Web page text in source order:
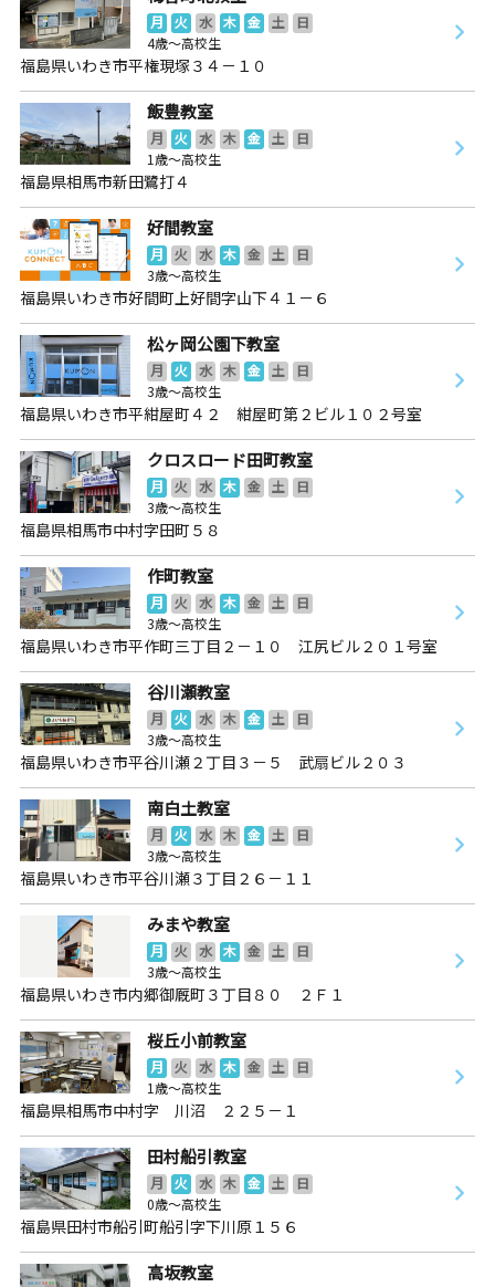
月 火 水 木 金 土
日
4歳～高校生
福島県いわき市平権現塚３４－１０
飯豊教室
月 火 水 木 金 土
日
1歳～高校生
福島県相馬市新田鷺打４
好間教室
月 火 水 木 金 土
日
3歳～高校生
福島県いわき市好間町上好間字山下４１－６
松ヶ岡公園下教室
月 火 水 木 金 土
日
3歳～高校生
福島県いわき市平紺屋町４２ 紺屋町第２ビル１０２号室
クロスロード田町教室
月 火 水 木 金 土
日
3歳～高校生
福島県相馬市中村字田町５８
作町教室
月 火 水 木 金 土
日
3歳～高校生
福島県いわき市平作町三丁目２－１０ 江尻ビル２０１号室
谷川瀬教室
月 火 水 木 金 土
日
3歳～高校生
福島県いわき市平谷川瀬２丁目３－５ 武扇ビル２０３
南白土教室
月 火 水 木 金 土
日
3歳～高校生
福島県いわき市平谷川瀬３丁目２６－１１
みまや教室
月 火 水 木 金 土
日
3歳～高校生
福島県いわき市内郷御厩町３丁目８０ ２Ｆ１
桜丘小前教室
月 火 水 木 金 土
日
1歳～高校生
福島県相馬市中村字 川沼 ２２５－１
田村船引教室
月 火 水 木 金 土
日
0歳～高校生
福島県田村市船引町船引字下川原１５６
高坂教室